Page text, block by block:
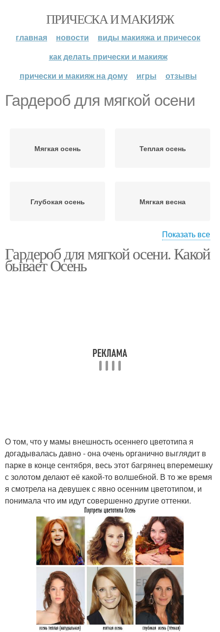
ПРИЧЕСКА И МАКИЯЖ
главная новости
виды макияжа и причесок
как делать прически и макияж
прически и макияж на дому
игры отзывы
Гардероб для мягкой осени
Мягкая осень Теплая осень
Глубокая осень Мягкая весна
Мягкое лето Неконтрастная осень
Показать все
Гардероб для мягкой осени. Какой
бывает Осень
О том, что у мамы внешность осеннего цветотипа я
догадывалась давно - она очень органично выглядит в
парке в конце сентября, весь этот багрянец вперемешку
с золотом делают её какой-то волшебной. В то же время
я смотрела на девушек с явно осенним цветотипом, и
понимала что им идут совершенно другие оттенки.